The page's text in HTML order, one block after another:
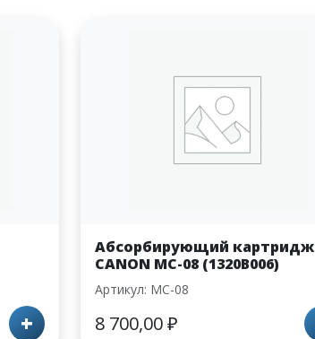
+
Абсорбирующий картридж
CANON MC-08 (1320B006)
Артикул: MC-08
8 700,00₽